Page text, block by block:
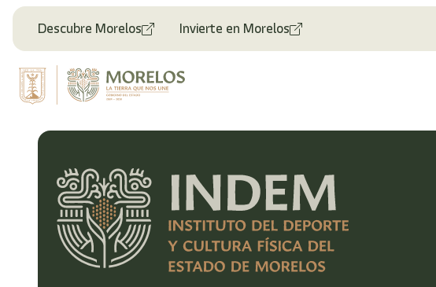
Descubre Morelos Invierte en Morelos